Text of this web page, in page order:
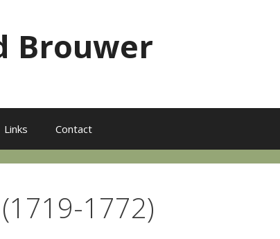
Brouwer
Links Contact
1772)